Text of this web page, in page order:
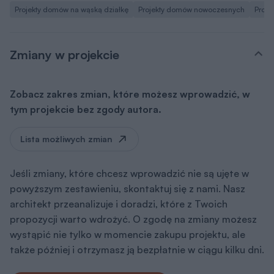
Projekty domów na wąską działkę Projekty domów nowoczesnych
Zmiany w projekcie
Zobacz zakres zmian, które możesz wprowadzić, w
tym projekcie bez zgody autora.
Lista możliwych zmian
Jeśli zmiany, które chcesz wprowadzić nie są ujęte w
powyższym zestawieniu, skontaktuj się z nami. Nasz
architekt przeanalizuje i doradzi, które z Twoich
propozycji warto wdrożyć. O zgodę na zmiany możesz
wystąpić nie tylko w momencie zakupu projektu, ale
także później i otrzymasz ją bezpłatnie w ciągu kilku dni.